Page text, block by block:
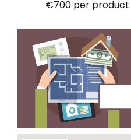
€700 per product.